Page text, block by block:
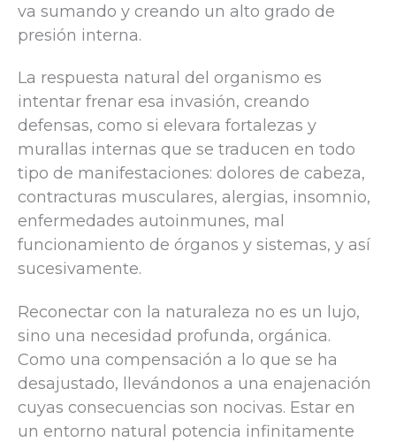
va sumando y creando un alto grado de
presión interna.
La respuesta natural del organismo es
intentar frenar esa invasión, creando
defensas, como si elevara fortalezas y
murallas internas que se traducen en todo
tipo de manifestaciones: dolores de cabeza,
contracturas musculares, alergias, insomnio,
enfermedades autoinmunes, mal
funcionamiento de órganos y sistemas, y así
sucesivamente.
Reconectar con la naturaleza no es un lujo,
sino una necesidad profunda, orgánica.
Como una compensación a lo que se ha
desajustado, llevándonos a una enajenación
cuyas consecuencias son nocivas. Estar en
un entorno natural potencia infinitamente